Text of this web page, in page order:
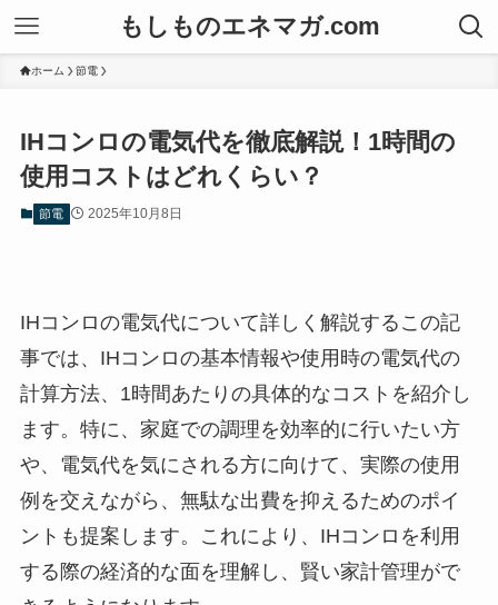
もしものエネマガ.com
ホーム 節電
IHコンロの電気代を徹底解説！1時間の
使用コストはどれくらい？
節電 2025年10月8日
IHコンロの電気代について詳しく解説するこの記
事では、IHコンロの基本情報や使用時の電気代の
計算方法、1時間あたりの具体的なコストを紹介し
ます。特に、家庭での調理を効率的に行いたい方
や、電気代を気にされる方に向けて、実際の使用
例を交えながら、無駄な出費を抑えるためのポイ
ントも提案します。これにより、IHコンロを利用
する際の経済的な面を理解し、賢い家計管理がで